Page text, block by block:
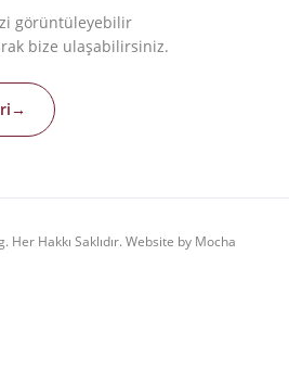
görüntüleyebilir
bize ulaşabilirsiniz.
→
Hakkı Saklıdır. Website by Mocha